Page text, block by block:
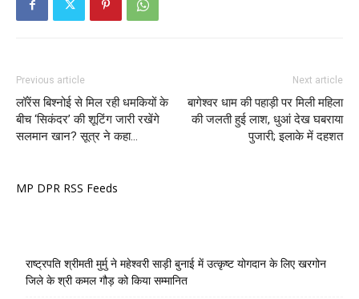
Previous article
लॉरेंस बिश्नोई से मिल रही धमकियों के
बीच ‘सिकंदर’ की शूटिंग जारी रखेंगे
सलमान खान? सूत्र ने कहा…
Next article
बागेश्वर धाम की पहाड़ी पर मिली महिला
की जलती हुई लाश, धुआं देख घबराया
पुजारी; इलाके में दहशत
MP DPR RSS Feeds
राष्ट्रपति श्रीमती मुर्मु ने महेश्वरी साड़ी बुनाई में उत्कृष्ट योगदान के लिए खरगोन
जिले के श्री कमल गौड़ को किया सम्मानित